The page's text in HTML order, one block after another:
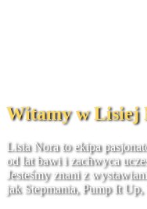
Witamy w Lisiej
Lisia Nora to ekipa
od lat bawi i zachwyca
Jesteśmy znani z
jak Stepmania, Pump It